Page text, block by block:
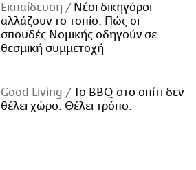
Εκπαίδευση
Νέοι δικηγόροι
αλλάζουν το τοπίο: Πώς οι
σπουδές Νομικής οδηγούν σε
θεσμική συμμετοχή
Good Living
Το BBQ στο σπίτι δεν
θέλει χώρο. Θέλει τρόπο.